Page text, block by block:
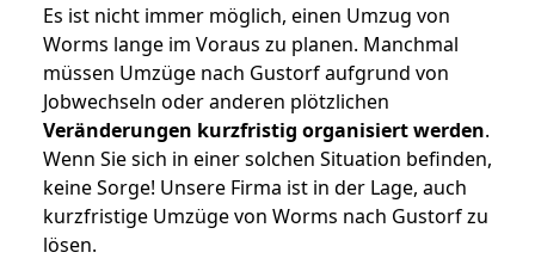
Es ist nicht immer möglich, einen Umzug von
Worms lange im Voraus zu planen. Manchmal
müssen Umzüge nach Gustorf aufgrund von
Jobwechseln oder anderen plötzlichen
Veränderungen kurzfristig organisiert werden.
Wenn Sie sich in einer solchen Situation befinden,
keine Sorge! Unsere Firma ist in der Lage, auch
kurzfristige Umzüge von Worms nach Gustorf zu
lösen.